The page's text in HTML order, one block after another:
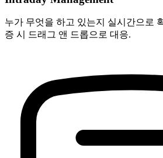
누가 무엇을 하고 있는지 실시간으로
증 시 드래그 앤 드롭으로 대응.